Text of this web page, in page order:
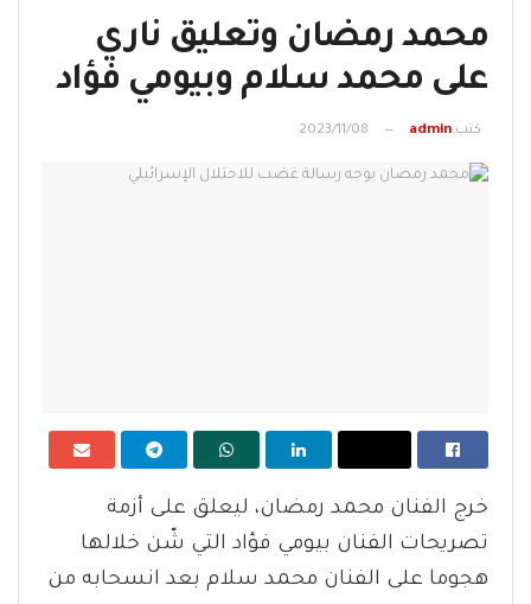
محمد رمضان وتعليق ناري
على محمد سلام وبيومي فؤاد
كتب admin
2023/11/08
خرج الفنان محمد رمضان، ليعلق على أزمة
تصريحات الفنان بيومي فؤاد التي شّن خلالها
هجوما على الفنان محمد سلام بعد انسحابه من